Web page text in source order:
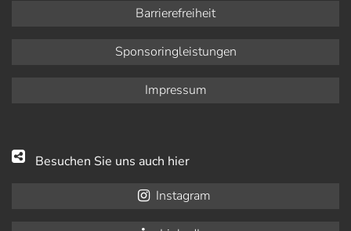
Barrierefreiheit
Sponsoringleistungen
Impressum
Besuchen Sie uns auch hier
Instagram